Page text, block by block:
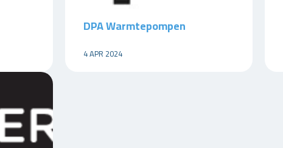
DPA Warmtepompen
4 APR 2024